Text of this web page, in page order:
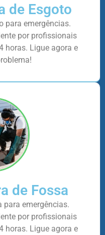
de Esgoto
para emergências.
por profissionais
horas. Ligue agora e
de Fossa
para emergências.
por profissionais
horas. Ligue agora e